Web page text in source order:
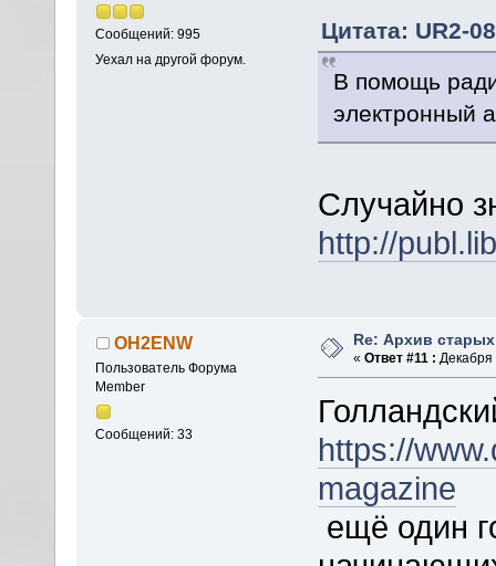
Сообщений: 995
Уехал на другой форум.
Цитата: UR2-
В помощь
электронный
Случайно
http://
OH2ENW
Пользователь Форума
Member
Сообщений: 33
Re: Архив
«Ответ #11 : Декабря
https://
magazine
ещё один